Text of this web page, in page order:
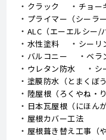
クラック チョー
プライマー（シーラー
ALC（エーエルシー/
水性塗料
シーリ
バルコニー
ベラ
ウレタン防水
シ
塗膜防水（とまくぼう
陸屋根（ろくやね・
日本瓦屋根（にほん
屋根カバー工法
屋根葺き替え工事（